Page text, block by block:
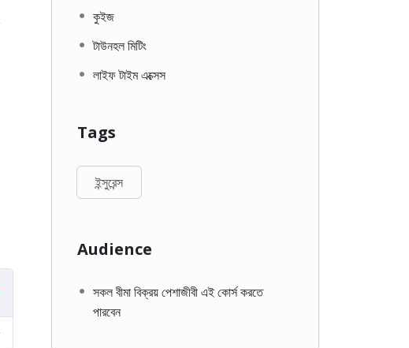
কুইজ
টাউনহল মিটিং
লাইফ টাইম এক্সেস
Tags
ইন্সুরেন্স
Audience
সকল বীমা বিক্রয় পেশাজীবী এই কোর্স করতে
পারবেন